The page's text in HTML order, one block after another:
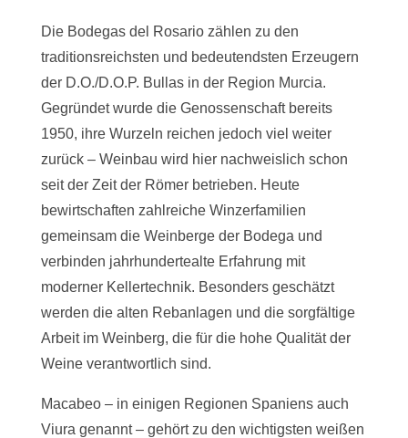
Die Bodegas del Rosario zählen zu den
traditionsreichsten und bedeutendsten Erzeugern
der D.O./D.O.P. Bullas in der Region Murcia.
Gegründet wurde die Genossenschaft bereits
1950, ihre Wurzeln reichen jedoch viel weiter
zurück – Weinbau wird hier nachweislich schon
seit der Zeit der Römer betrieben. Heute
bewirtschaften zahlreiche Winzerfamilien
gemeinsam die Weinberge der Bodega und
verbinden jahrhundertealte Erfahrung mit
moderner Kellertechnik. Besonders geschätzt
werden die alten Rebanlagen und die sorgfältige
Arbeit im Weinberg, die für die hohe Qualität der
Weine verantwortlich sind.
Macabeo – in einigen Regionen Spaniens auch
Viura genannt – gehört zu den wichtigsten weißen